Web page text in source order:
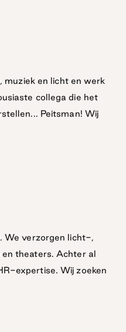
muziek en licht en werk
collega die het
Peitsman! Wij
We verzorgen licht-,
theaters. Achter al
expertise. Wij zoeken